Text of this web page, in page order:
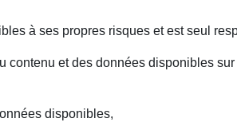
à ses propres risques et est seul
contenu et des données disponibles
disponibles,